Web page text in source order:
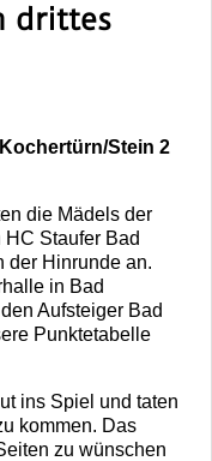
drittes
Stein 2
die Mädels der
Staufer Bad
der Hinrunde an.
in Bad
Aufsteiger Bad
Punktetabelle
ins Spiel und taten
kommen. Das
zu wünschen